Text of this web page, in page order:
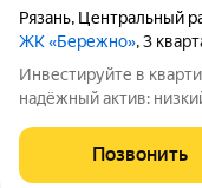
Рязань, Центральный
ЖК «Бережно», 3
Инвестируйте в
надёжный актив:
Жилой квартал «Бережно» это проект класса
созданный с уважением
Позвонить